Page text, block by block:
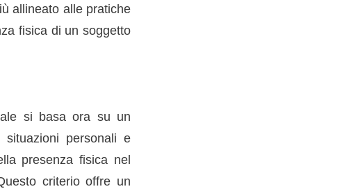
allineato alle pratiche
fisica di un soggetto
si basa ora su un
personali e
presenza fisica nel
criterio offre un